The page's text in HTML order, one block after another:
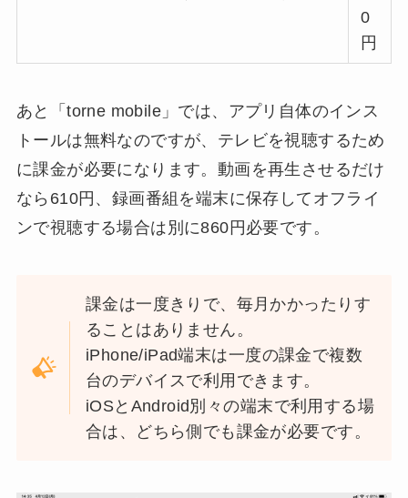
0
円
あと「torne mobile」では、アプリ自体のインス
トールは無料なのですが、 テレビを視聴するため
に課金が必要になります。動画を再生させるだけ
なら610円、録画番組を端末に保存してオフライ
ンで視聴する場合は別に860円必要です。
課金は一度きりで、毎月かかったりす
ることはありません。
iPhone/iPad端末は一度の課金で複数
台のデバイスで利用できます。
iOSとAndroid別々の端末で利用する場
合は、どちら側でも課金が必要です。